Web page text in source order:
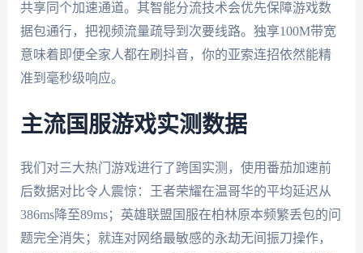
共享同个加速通道。其智能分流技术会优先保障游戏数
据包通行，把视频流量疏导到次要线路。独享100M带宽
意味着即便全家人都在刷抖音，你的亚索连招依然能精
准到毫秒级响应。
主流国服游戏实测数据
我们对三大热门游戏进行了跨国实测，使用番茄加速前
后数据对比令人震惊：王者荣耀在温哥华的平均延迟从
386ms降至89ms；英雄联盟国服在柏林原本频繁丢包的问
题完全消失；就连对网络最敏感的永劫无间振刀操作，